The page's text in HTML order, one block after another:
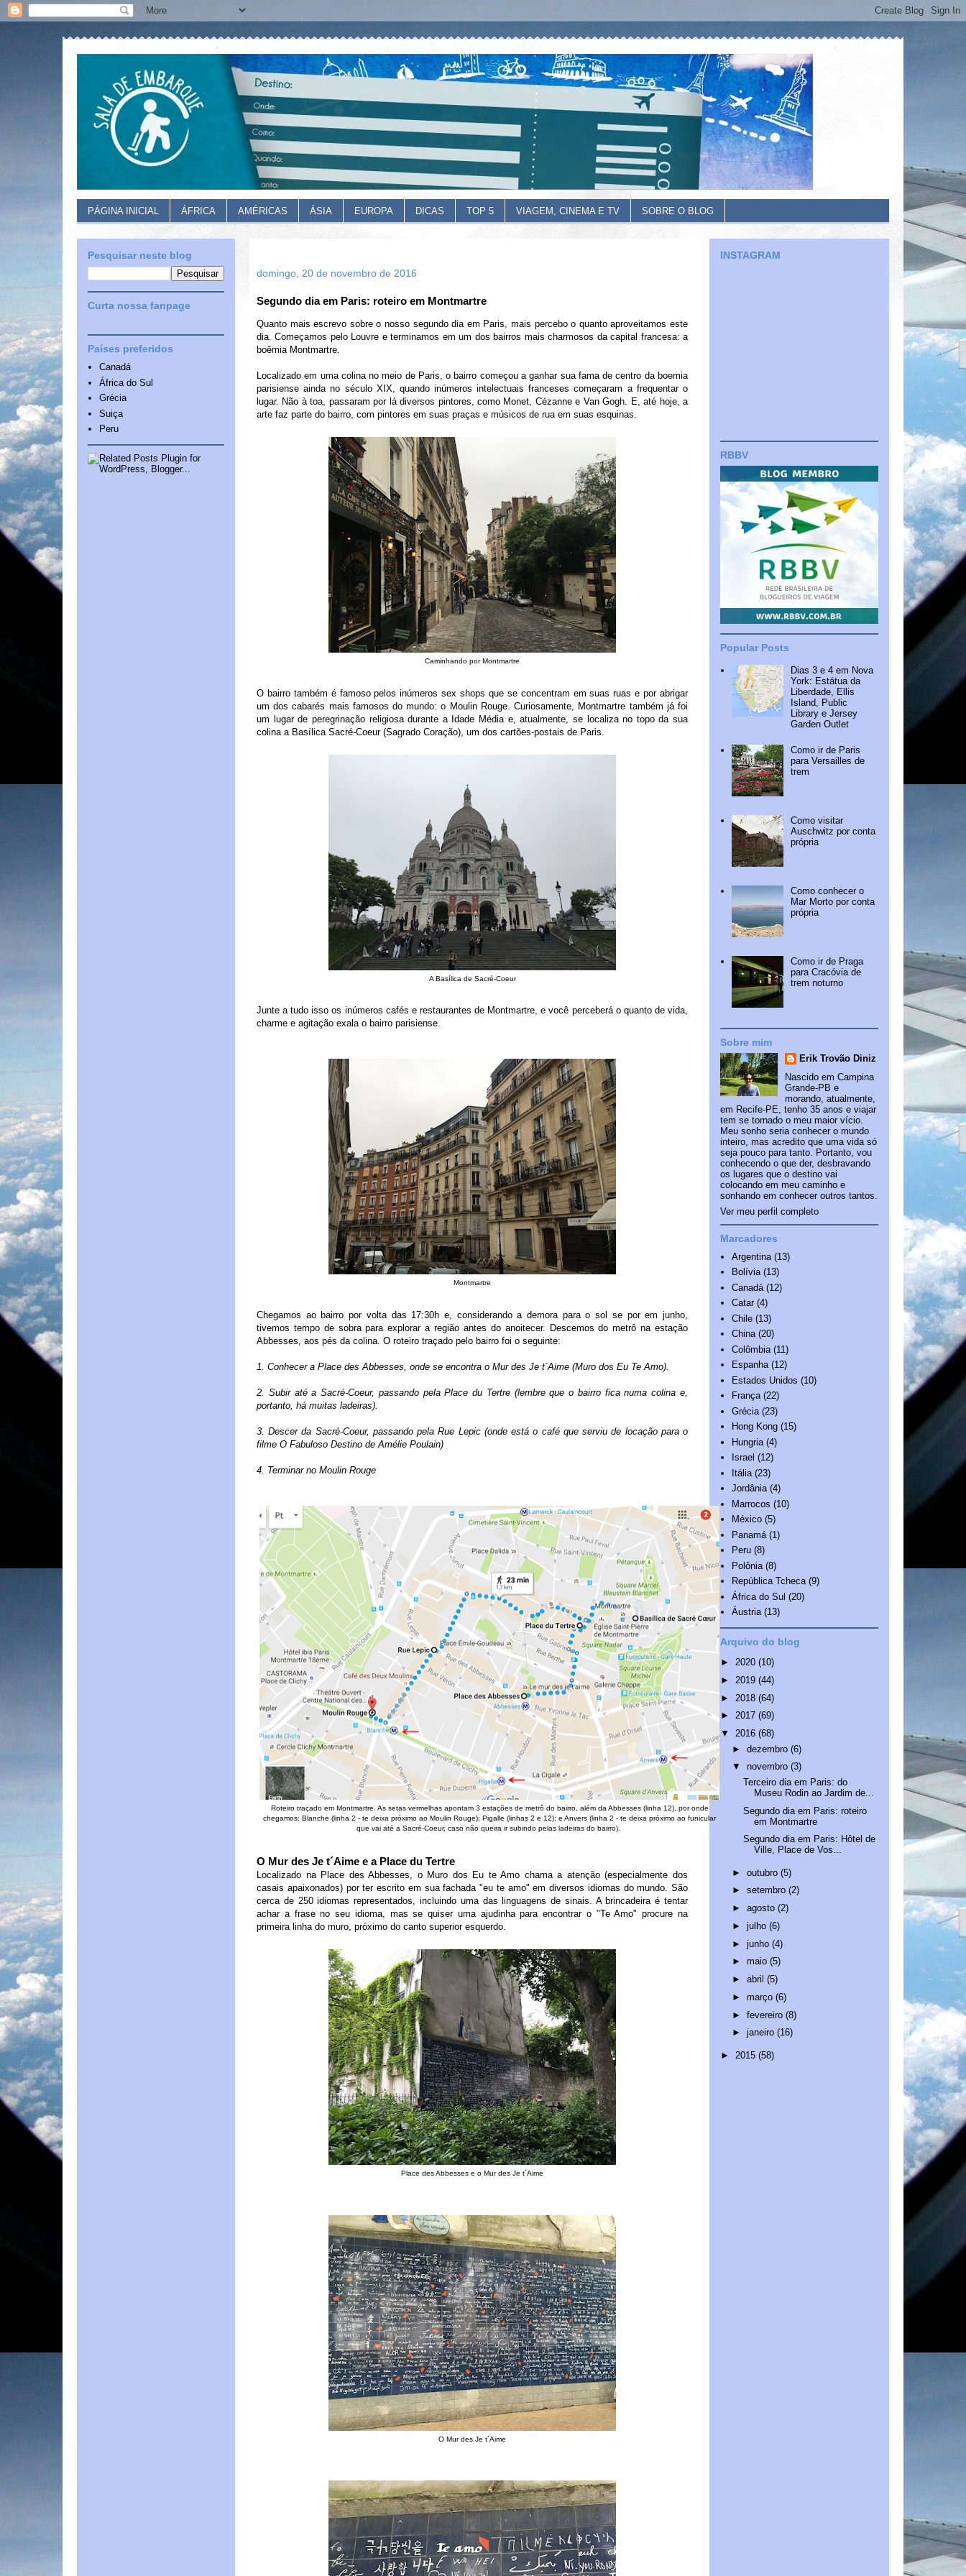
PÁGINA INICIAL ÁFRICA AMÉRICAS ÁSIA EUROPA DICAS TOP 5 VIAGEM, CINEMA E TV SOBRE O BLOG
domingo, 20 de novembro de 2016
Segundo dia em Paris: roteiro em Montmartre
Quanto mais escrevo sobre o nosso segundo dia em Paris, mais percebo o quanto aproveitamos este
dia. Começamos pelo Louvre e terminamos em um dos bairros mais charmosos da capital francesa: a
boêmia Montmartre.
Localizado em uma colina no meio de Paris, o bairro começou a ganhar sua fama de centro da boemia
parisiense ainda no século XIX, quando inúmeros intelectuais franceses começaram a frequentar o
lugar. Não à toa, passaram por lá diversos pintores, como Monet, Cézanne e Van Gogh. E, até hoje, a
arte faz parte do bairro, com pintores em suas praças e músicos de rua em suas esquinas.
Caminhando por Montmartre
O bairro também é famoso pelos inúmeros sex shops que se concentram em suas ruas e por abrigar
um dos cabarés mais famosos do mundo: o Moulin Rouge. Curiosamente, Montmartre também já foi
um lugar de peregrinação religiosa durante a Idade Média e, atualmente, se localiza no topo da sua
colina a Basílica Sacré-Coeur (Sagrado Coração), um dos cartões-postais de Paris.
A Basílica de Sacré-Coeur
Junte a tudo isso os inúmeros cafés e restaurantes de Montmartre, e você perceberá o quanto de vida,
charme e agitação exala o bairro parisiense.
Montmartre
Chegamos ao bairro por volta das 17:30h e, considerando a demora para o sol se por em junho,
tivemos tempo de sobra para explorar a região antes do anoitecer. Descemos do metrô na estação
Abbesses, aos pés da colina. O roteiro traçado pelo bairro foi o seguinte:
1. Conhecer a Place des Abbesses, onde se encontra o Mur des Je t´Aime (Muro dos Eu Te Amo).
2. Subir até a Sacré-Coeur, passando pela Place du Tertre (lembre que o bairro fica numa colina e,
portanto, há muitas ladeiras).
3. Descer da Sacré-Coeur, passando pela Rue Lepic (onde está o café que serviu de locação para o
filme O Fabuloso Destino de Amélie Poulain)
4. Terminar no Moulin Rouge
Roteiro traçado em Montmartre. As setas vermelhas apontam 3 estações de metrô do bairro, além da Abbesses (linha 12), por onde
chegamos: Blanche (linha 2 - te deixa próximo ao Moulin Rouge); Pigalle (linhas 2 e 12); e Anvers (linha 2 - te deixa próximo ao funicular
que vai até a Sacré-Coeur, caso não queira ir subindo pelas ladeiras do bairro).
O Mur des Je t´Aime e a Place du Tertre
Localizado na Place des Abbesses, o Muro dos Eu te Amo chama a atenção (especialmente dos
casais apaixonados) por ter escrito em sua fachada "eu te amo" em diversos idiomas do mundo. São
cerca de 250 idiomas representados, incluindo uma das linguagens de sinais. A brincadeira é tentar
achar a frase no seu idioma, mas se quiser uma ajudinha para encontrar o "Te Amo" procure na
primeira linha do muro, próximo do canto superior esquerdo.
Place des Abbesses e o Mur des Je t´Aime
O Mur des Je t´Aime
Pesquisar neste blog
Curta nossa fanpage
Países preferidos
Canadá
África do Sul
Grécia
Suiça
Peru
INSTAGRAM
RBBV
Popular Posts
Dias 3 e 4 em Nova
York: Estátua da
Liberdade, Ellis
Island, Public
Library e Jersey
Garden Outlet
Como ir de Paris
para Versailles de
trem
Como visitar
Auschwitz por conta
própria
Como conhecer o
Mar Morto por conta
própria
Como ir de Praga
para Cracóvia de
trem noturno
Sobre mim
Erik Trovão Diniz
Nascido em Campina
Grande-PB e
morando, atualmente,
em Recife-PE, tenho 35 anos e viajar
tem se tornado o meu maior vício.
Meu sonho seria conhecer o mundo
inteiro, mas acredito que uma vida só
seja pouco para tanto. Portanto, vou
conhecendo o que der, desbravando
os lugares que o destino vai
colocando em meu caminho e
sonhando em conhecer outros tantos.
Ver meu perfil completo
Marcadores
Argentina (13)
Bolívia (13)
Canadá (12)
Catar (4)
Chile (13)
China (20)
Colômbia (11)
Espanha (12)
Estados Unidos (10)
França (22)
Grécia (23)
Hong Kong (15)
Hungria (4)
Israel (12)
Itália (23)
Jordânia (4)
Marrocos (10)
México (5)
Panamá (1)
Peru (8)
Polônia (8)
República Tcheca (9)
África do Sul (20)
Áustria (13)
Arquivo do blog
► 2020 (10)
► 2019 (44)
► 2018 (64)
► 2017 (69)
▼ 2016 (68)
► dezembro (6)
▼ novembro (3)
Terceiro dia em Paris: do
Museu Rodin ao Jardim de...
Segundo dia em Paris: roteiro
em Montmartre
Segundo dia em Paris: Hôtel de
Ville, Place de Vos...
► outubro (5)
► setembro (2)
► agosto (2)
► julho (6)
► junho (4)
► maio (5)
► abril (5)
► março (6)
► fevereiro (8)
► janeiro (16)
► 2015 (58)